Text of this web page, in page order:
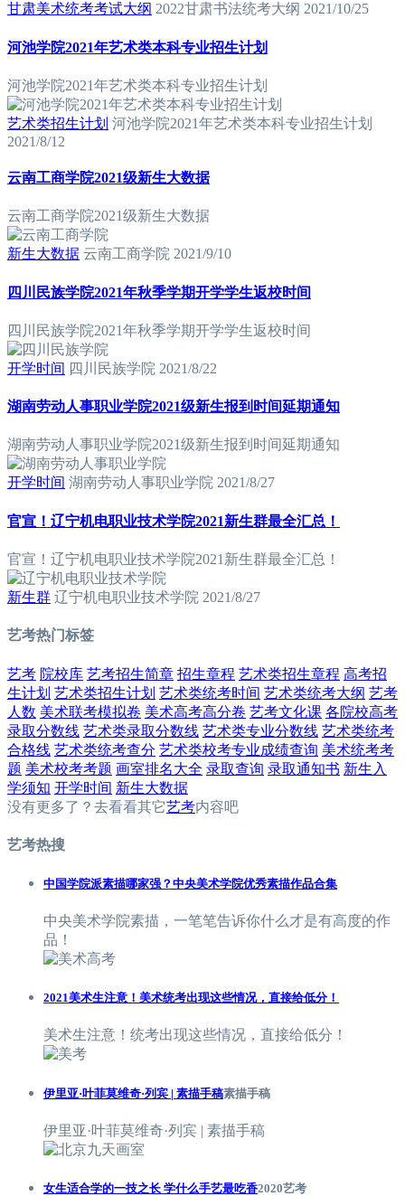
甘肃美术统考考试大纲 2022甘肃书法统考大纲 2021/10/25
河池学院2021年艺术类本科专业招生计划
河池学院2021年艺术类本科专业招生计划
艺术类招生计划 河池学院2021年艺术类本科专业招生计划
2021/8/12
云南工商学院2021级新生大数据
云南工商学院2021级新生大数据
新生大数据 云南工商学院 2021/9/10
四川民族学院2021年秋季学期开学学生返校时间
四川民族学院2021年秋季学期开学学生返校时间
开学时间 四川民族学院 2021/8/22
湖南劳动人事职业学院2021级新生报到时间延期通知
湖南劳动人事职业学院2021级新生报到时间延期通知
开学时间 湖南劳动人事职业学院 2021/8/27
官宣！辽宁机电职业技术学院2021新生群最全汇总！
官宣！辽宁机电职业技术学院2021新生群最全汇总！
新生群 辽宁机电职业技术学院 2021/8/27
艺考热门标签
艺考 院校库 艺考招生简章 招生章程 艺术类招生章程 高考招
生计划 艺术类招生计划 艺术类统考时间 艺术类统考大纲 艺考
人数 美术联考模拟卷 美术高考高分卷 艺考文化课 各院校高考
录取分数线 艺术类录取分数线 艺术类专业分数线 艺术类统考
合格线 艺术类统考查分 艺术类校考专业成绩查询 美术统考考
题 美术校考考题 画室排名大全 录取查询 录取通知书 新生入
学须知 开学时间 新生大数据
没有更多了？去看看其它艺考内容吧
艺考热搜
中国学院派素描哪家强？中央美术学院优秀素描作品合集
中央美术学院素描，一笔笔告诉你什么才是有高度的作
品！
2021美术生注意！美术统考出现这些情况，直接给低分！
美术生注意！统考出现这些情况，直接给低分！
伊里亚·叶菲莫维奇·列宾 | 素描手稿素描手稿
伊里亚·叶菲莫维奇·列宾 | 素描手稿
女生适合学的一技之长 学什么手艺最吃香2020艺考